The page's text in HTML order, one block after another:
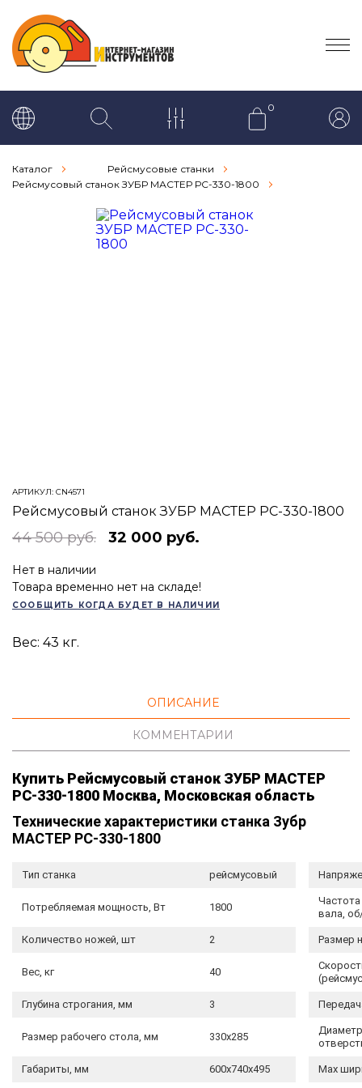
0
Каталог
Рейсмусовые станки
Рейсмусовый станок ЗУБР МАСТЕР РС-330-1800
АРТИКУЛ: CN4571
Рейсмусовый станок ЗУБР МАСТЕР РС-330-1800
44 500 руб. 32 000 руб.
Нет в наличии
Товара временно нет на складе!
СООБЩИТЬ КОГДА БУДЕТ В НАЛИЧИИ
Вес: 43 кг.
ОПИСАНИЕ
КОММЕНТАРИИ
Купить Рейсмусовый станок ЗУБР МАСТЕР
РС-330-1800 Москва, Московская область
Технические характеристики станка Зубр
МАСТЕР РС-330-1800
Тип станка рейсмусовый
Потребляемая мощность, Вт 1800
вала,
Количество ножей, шт 2 Размер
Вес, кг 40
Глубина строгания, мм 3
Размер рабочего стола, мм 330х285
Габариты, мм 600х740х495 Max